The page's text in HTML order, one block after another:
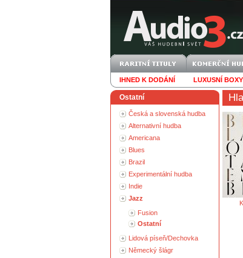
IHNED K DODÁNÍ LUXUSNÍ BOXY
Ostatní
Česká a slovenská hudba
Alternativní hudba
Americana
Blues
Brazil
Experimentální hudba
Indie
Jazz
Fusion
Ostatní
Lidová píseň/Dechovka
Německý šlágr